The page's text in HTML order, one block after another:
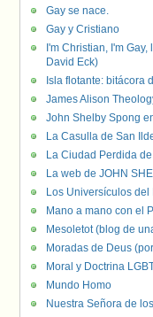
Gay se nace.
Gay y Cristiano
I'm Christian, I'm
David Eck)
Isla flotante: bitácora
James Alison
John Shelby Spong
La Casulla de San
La Ciudad Perdida
La web de JOHN
Los Universículos
Mano a mano con el
Mesoletot (blog de
Moradas de Deus
Moral y Doctrina
Mundo Homo
Nuestra Señora de